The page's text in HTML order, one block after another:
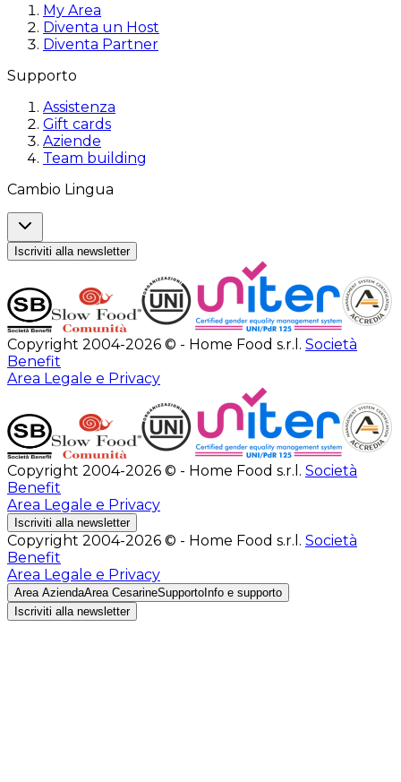
My Area
Diventa un Host
Diventa Partner
Supporto
Assistenza
Gift cards
Aziende
Team building
Cambio Lingua
Iscriviti alla newsletter
Copyright 2004-2026 © - Home Food s.r.l. Società
Benefit
Area Legale e Privacy
Copyright 2004-2026 © - Home Food s.r.l. Società
Benefit
Area Legale e Privacy
Iscriviti alla newsletter
Copyright 2004-2026 © - Home Food s.r.l. Società
Benefit
Area Legale e Privacy
Area AziendaArea CesarineSupporto Info e supporto
Iscriviti alla newsletter